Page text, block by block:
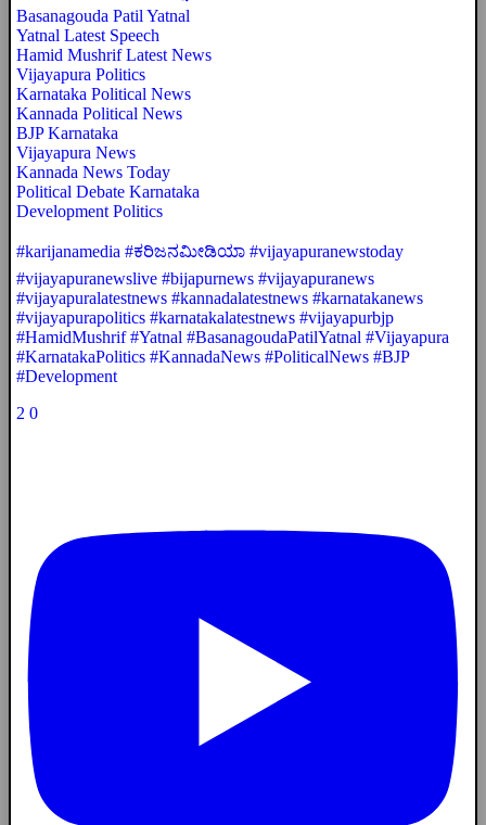
Basanagouda Patil Yatnal
Yatnal Latest Speech
Hamid Mushrif Latest News
Vijayapura Politics
Karnataka Political News
Kannada Political News
BJP Karnataka
Vijayapura News
Kannada News Today
Political Debate Karnataka
Development Politics
#karijanamedia #ಕರಿಜನಮೀಡಿಯಾ #vijayapuranewstoday
#vijayapuranewslive #bijapurnews #vijayapuranews
#vijayapuralatestnews #kannadalatestnews #karnatakanews
#vijayapurapolitics #karnatakalatestnews #vijayapurbjp
#HamidMushrif #Yatnal #BasanagoudaPatilYatnal #Vijayapura
#KarnatakaPolitics #KannadaNews #PoliticalNews #BJP
#Development
2 0